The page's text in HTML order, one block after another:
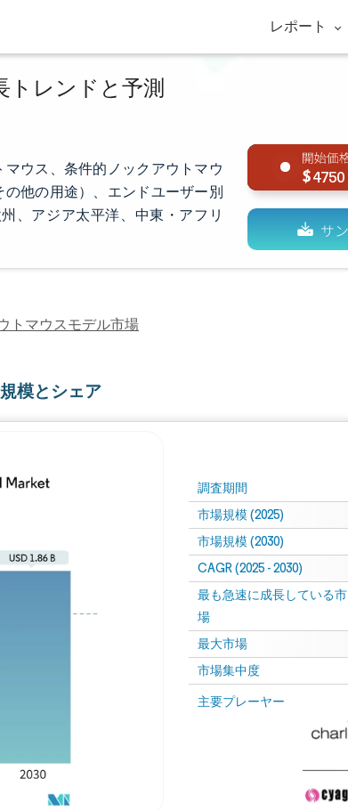
レポート
トレンドと予測
ウス、条件的ノックアウトマウ
他の用途）、エンドユーザー別
、アジア太平洋、中東・アフリ
4750
トマウスモデル市場
模とシェア
調査期間
市場規模 (2025)
市場規模 (2030)
CAGR (2025 - 2030)
最も急速に成長している市
場
最大市場
市場集中度
主要プレーヤー